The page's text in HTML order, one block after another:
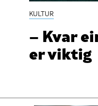
KULTUR
– Kvar
er viktig